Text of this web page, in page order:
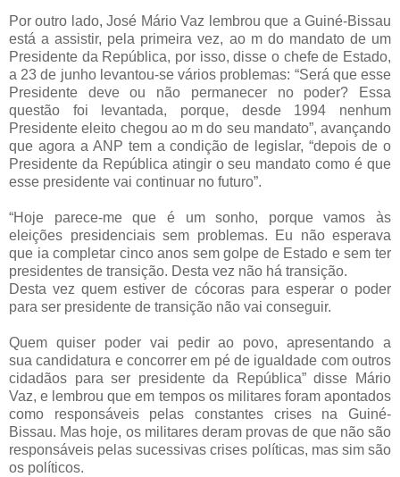
Por outro lado, José Mário Vaz lembrou que a Guiné-Bissau
está a assistir, pela primeira vez, ao m do mandato de um
Presidente da República, por isso, disse o chefe de Estado,
a 23 de junho levantou-se vários problemas: “Será que esse
Presidente deve ou não permanecer no poder? Essa
questão foi levantada, porque, desde 1994 nenhum
Presidente eleito chegou ao m do seu mandato”, avançando
que agora a ANP tem a condição de legislar, “depois de o
Presidente da República atingir o seu mandato como é que
esse presidente vai continuar no futuro”.
“Hoje parece-me que é um sonho, porque vamos às
eleições presidenciais sem problemas. Eu não esperava
que ia completar cinco anos sem golpe de Estado e sem ter
presidentes de transição. Desta vez não há transição.
Desta vez quem estiver de cócoras para esperar o poder
para ser presidente de transição não vai conseguir.
Quem quiser poder vai pedir ao povo, apresentando a
sua candidatura e concorrer em pé de igualdade com outros
cidadãos para ser presidente da República” disse Mário
Vaz, e lembrou que em tempos os militares foram apontados
como responsáveis pelas constantes crises na Guiné-
Bissau. Mas hoje, os militares deram provas de que não são
responsáveis pelas sucessivas crises políticas, mas sim são
os políticos.